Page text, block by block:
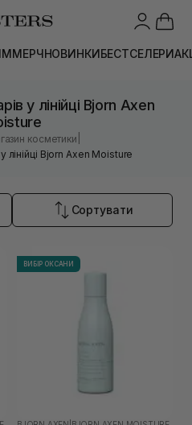
МЕРЧНОВИНКИБЕСТСЕЛЕРИ
у лінійці Bjorn Axen
косметики
лінійці Bjorn Axen Moisture
Сортувати
ВИБІР ОКСАНИ